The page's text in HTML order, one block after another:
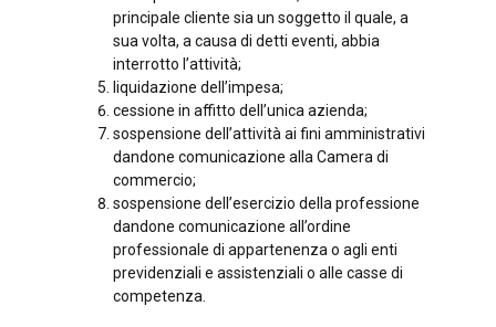
principale cliente sia un soggetto il quale, a
sua volta, a causa di detti eventi, abbia
interrotto l’attività;
liquidazione dell’impesa;
cessione in affitto dell’unica azienda;
sospensione dell’attività ai fini amministrativi
dandone comunicazione alla Camera di
commercio;
sospensione dell’esercizio della professione
dandone comunicazione all’ordine
professionale di appartenenza o agli enti
previdenziali e assistenziali o alle casse di
competenza.